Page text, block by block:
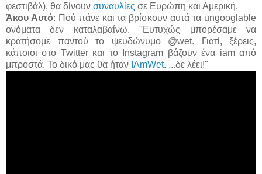
φεστιβάλ), θα δίνουν συναυλίες σε Ευρώπη και Αμερική.
Άκου Αυτό: Πού πάνε και τα βρίσκουν αυτά τα ungooglable
ονόματα δεν καταλαβαίνω. "Ευτυχώς μπορέσαμε να
κρατήσομε παντού το ψευδώνυμο @wet. Γιατί, ξέρεις,
κάποιοι στο Twitter και το Instagram βάζουν ένα iam από
μπροστά. Το δικό μας θα ήταν IAmWet. ...δε λέει!"